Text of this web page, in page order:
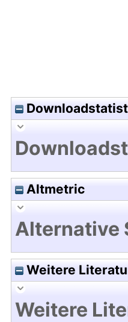
Altmetric
Alternative
Weitere
Weitere